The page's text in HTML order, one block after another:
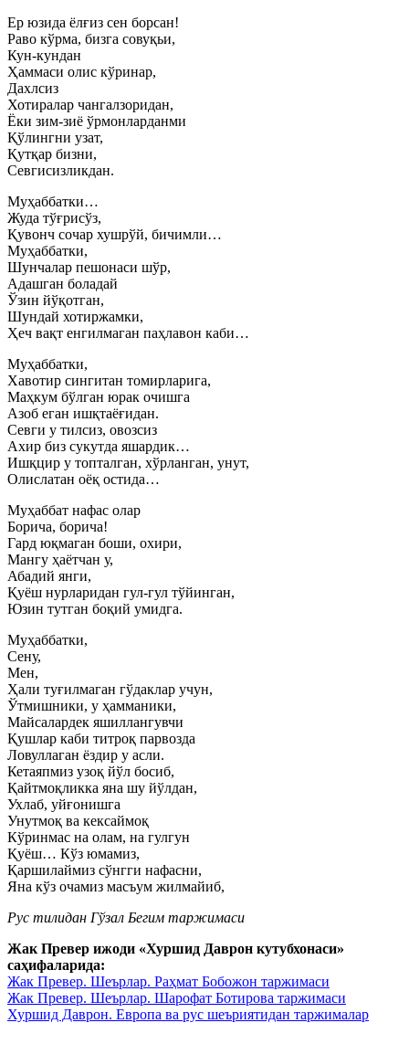
Ер юзида ёлғиз сен борсан!
Раво кўрма, бизга совуқьи,
Кун-кундан
Ҳаммаси олис кўринар,
Дахлсиз
Хотиралар чангалзоридан,
Ёки зим-зиё ўрмонларданми
Қўлингни узат,
Қутқар бизни,
Севгисизликдан.
Муҳаббатки…
Жуда тўғрисўз,
Қувонч сочар хушрўй, бичимли…
Муҳаббатки,
Шунчалар пешонаси шўр,
Адашган боладай
Ўзин йўқотган,
Шундай хотиржамки,
Ҳеч вақт енгилмаган паҳлавон каби…
Муҳаббатки,
Хавотир сингитан томирларига,
Маҳкум бўлган юрак очишга
Азоб еган ишқтаёғидан.
Севги у тилсиз, овозсиз
Ахир биз сукутда яшардик…
Ишқцир у топталган, хўрланган, унут,
Олислатан оёқ остида…
Муҳаббат нафас олар
Борича, борича!
Гард юқмаган боши, охири,
Мангу ҳаётчан у,
Абадий янги,
Қуёш нурларидан гул-гул тўйинган,
Юзин тутган боқий умидга.
Муҳаббатки,
Сену,
Мен,
Ҳали туғилмаган гўдаклар учун,
Ўтмишники, у ҳамманики,
Майсалардек яшиллангувчи
Қушлар каби титроқ парвозда
Ловуллаган ёздир у асли.
Кетаяпмиз узоқ йўл босиб,
Қайтмоқликка яна шу йўлдан,
Ухлаб, уйғонишга
Унутмоқ ва кексаймоқ
Кўринмас на олам, на гулгун
Қуёш… Кўз юмамиз,
Қаршилаймиз сўнгги нафасни,
Яна кўз очамиз масъум жилмайиб,
Рус тилидан Гўзал Бегим таржимаси
Жак Превер ижоди «Хуршид Даврон кутубхонаси»
саҳифаларида:
Жак Превер. Шеърлар. Раҳмат Бобожон таржимаси
Жак Превер. Шеърлар. Шарофат Ботирова таржимаси
Хуршид Даврон. Европа ва рус шеъриятидан таржималар